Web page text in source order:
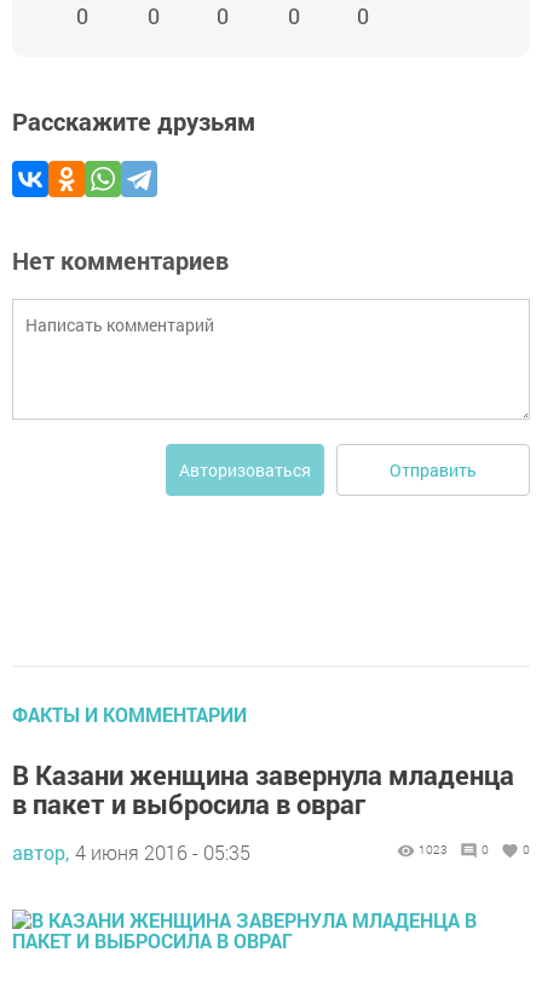
0 0 0 0 0
Расскажите друзьям
Нет комментариев
Авторизоваться Отправить
ФАКТЫ И КОММЕНТАРИИ
В Казани женщина завернула младенца
в пакет и выбросила в овраг
автор, 4 июня 2016 - 05:35 1023 0 0